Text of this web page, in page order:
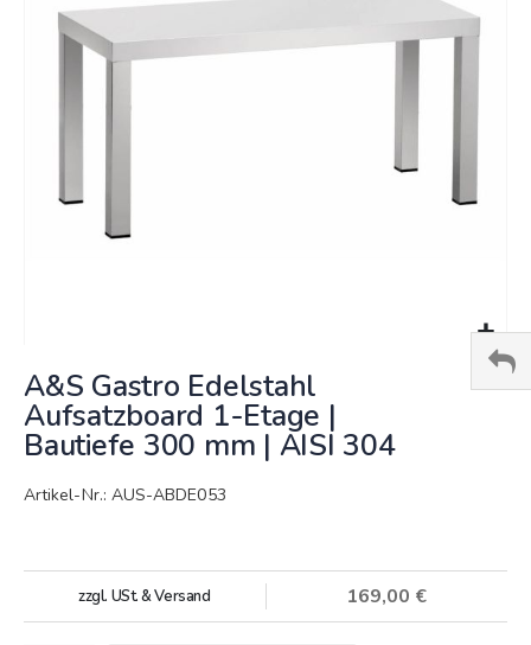
zum
Anfang
der
Bildergalerie
A&S Gastro Edelstahl
Aufsatzboard 1-Etage |
Bautiefe 300 mm | AISI 304
Artikel-Nr.: AUS-ABDE053
169,00 €
zzgl. USt. & Versand